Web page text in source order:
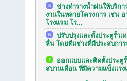
ช่างทำรางน้ำฝนให้บริก
งานในหลายโครงการ เช่น
โรงแรม โร...
ปรับปรุงและตั้งประตูรั้วเ
ลื่น โดยทีมช่างที่มีประสบกา
ออกแบบและติดตั้งประตู
สบานเลื่อน ที่มีความแข็งแรง